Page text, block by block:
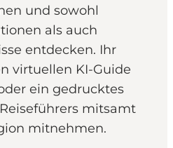
und sowohl
als auch
entdecken. Ihr
virtuellen KI-Guide
ein gedrucktes
mitsamt
mitnehmen.